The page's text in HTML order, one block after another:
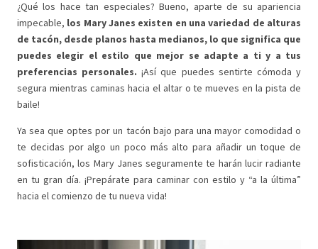
¿Qué los hace tan especiales? Bueno, aparte de su apariencia
impecable, los Mary Janes existen en una variedad de alturas
de tacón, desde planos hasta medianos, lo que significa que
puedes elegir el estilo que mejor se adapte a ti y a tus
preferencias personales. ¡Así que puedes sentirte cómoda y
segura mientras caminas hacia el altar o te mueves en la pista de
baile!
Ya sea que optes por un tacón bajo para una mayor comodidad o
te decidas por algo un poco más alto para añadir un toque de
sofisticación, los Mary Janes seguramente te harán lucir radiante
en tu gran día. ¡Prepárate para caminar con estilo y “a la última”
hacia el comienzo de tu nueva vida!